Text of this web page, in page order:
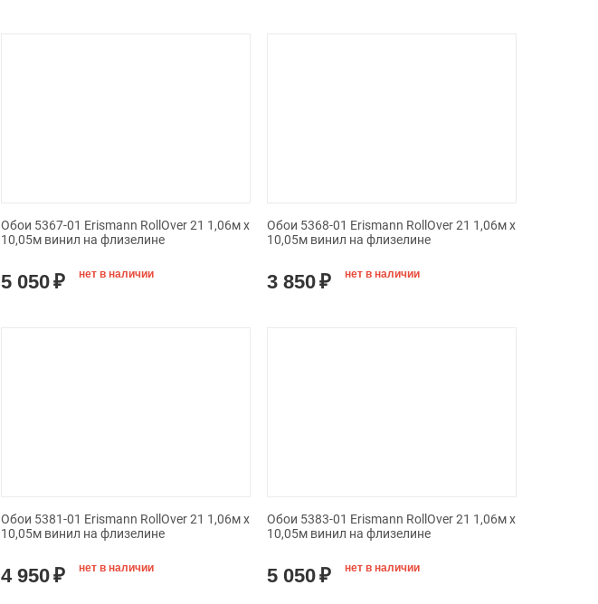
Обои 5367-01 Erismann RollOver 21 1,06м х
10,05м винил на флизелине
5 050₽ нет в наличии
Обои 5368-01 Erismann RollOver 21 1,06м х
10,05м винил на флизелине
3 850₽ нет в наличии
Обои 5381-01 Erismann RollOver 21 1,06м х
10,05м винил на флизелине
4 950₽ нет в наличии
Обои 5383-01 Erismann RollOver 21 1,06м х
10,05м винил на флизелине
5 050₽ нет в наличии